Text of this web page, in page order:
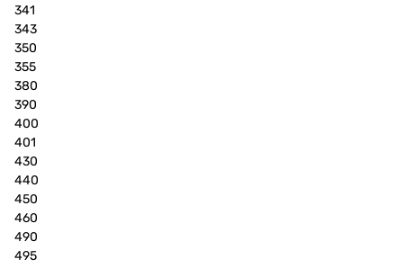
341
343
350
355
380
390
400
401
430
440
450
460
490
495